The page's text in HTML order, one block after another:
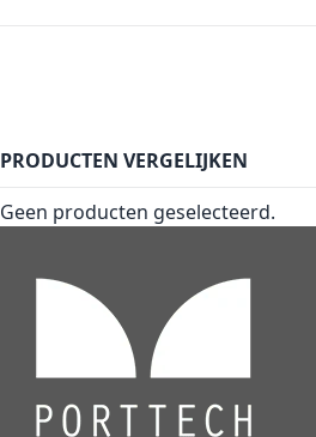
PRODUCTEN VERGELIJKEN
Geen producten geselecteerd.